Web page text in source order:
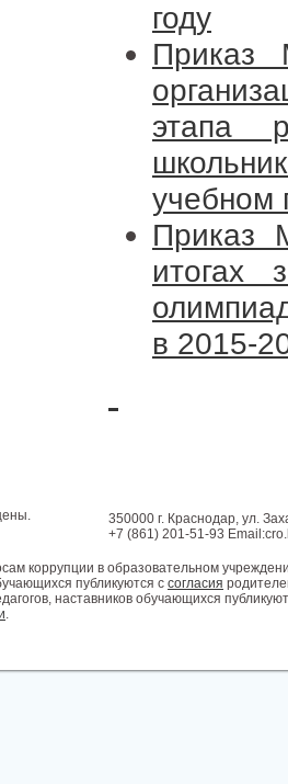
году
этапа
учебном
итогах
в 2015-
350000 г. Краснодар, ул.
+7 (861) 201-51-93
коррупции в образовательном
публикуются с согласия
наставников обучающихся
.